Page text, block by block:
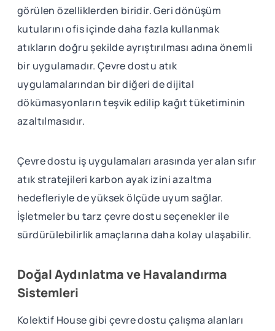
görülen özelliklerden biridir. Geri dönüşüm
kutularını ofis içinde daha fazla kullanmak
atıkların doğru şekilde ayrıştırılması adına önemli
bir uygulamadır. Çevre dostu atık
uygulamalarından bir diğeri de dijital
dökümasyonların teşvik edilip kağıt tüketiminin
azaltılmasıdır.
Çevre dostu iş uygulamaları arasında yer alan sıfır
atık stratejileri karbon ayak izini azaltma
hedefleriyle de yüksek ölçüde uyum sağlar.
İşletmeler bu tarz çevre dostu seçenekler ile
sürdürülebilirlik amaçlarına daha kolay ulaşabilir.
Doğal Aydınlatma ve Havalandırma
Sistemleri
Kolektif House gibi çevre dostu çalışma alanları